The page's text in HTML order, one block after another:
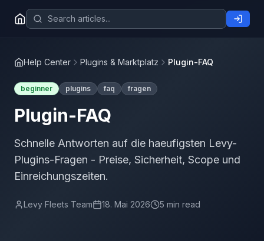
Help Center Plugins & Marktplatz Plugin-FAQ
beginner plugins faq fragen
Plugin-FAQ
Schnelle Antworten auf die haeufigsten Levy-
Plugins-Fragen - Preise, Sicherheit, Scope und
Einreichungszeiten.
Levy Fleets Team 18. Mai 2026 5 min read